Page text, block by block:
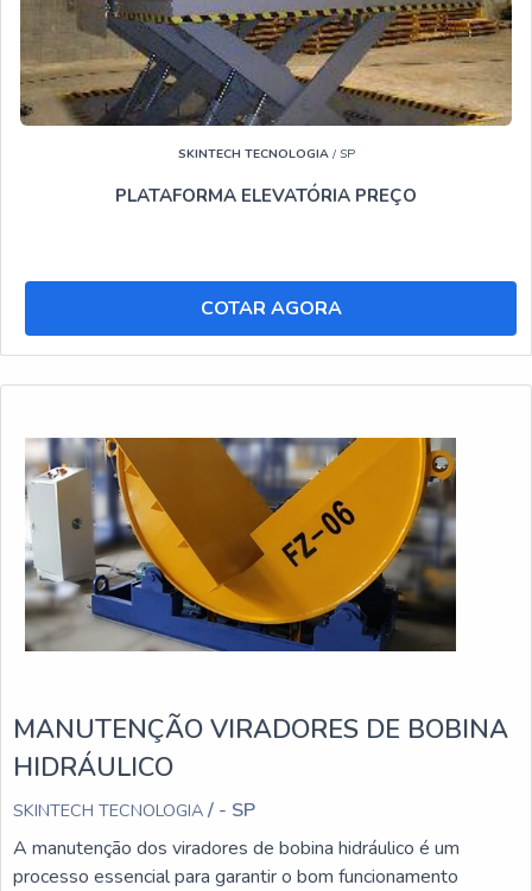
SKINTECH TECNOLOGIA/ SP
PLATAFORMA ELEVATÓRIA PREÇO
COTAR AGORA
MANUTENÇÃO VIRADORES DE BOBINA
HIDRÁULICO
SKINTECH TECNOLOGIA / - SP
A manutenção dos viradores de bobina hidráulico é um
processo essencial para garantir o bom funcionamento